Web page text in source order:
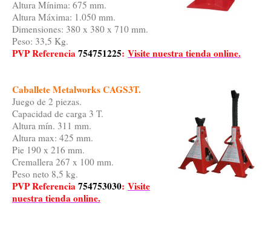
Altura Mínima: 675 mm.
Altura Máxima: 1.050 mm.
Dimensiones: 380 x 380 x 710 mm.
Peso: 33,5 Kg.
PVP Referencia754751225: Visite nuestra tienda online.
Caballete Metalworks CAGS3T.
Juego de 2 piezas.
Capacidad de carga 3 T.
Altura mín. 311 mm.
Altura max: 425 mm.
Pie 190 x 216 mm.
Cremallera 267 x 100 mm.
Peso neto 8,5 kg.
PVP Referencia754753030: Visite
nuestra tienda online.